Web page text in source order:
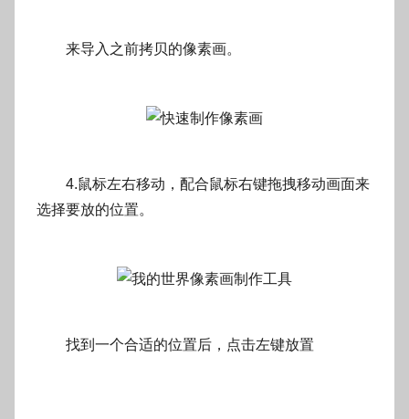
来导入之前拷贝的像素画。
4.鼠标左右移动，配合鼠标右键拖拽移动画面来
选择要放的位置。
找到一个合适的位置后，点击左键放置